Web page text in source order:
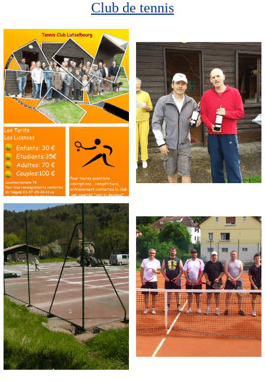
Club de tennis